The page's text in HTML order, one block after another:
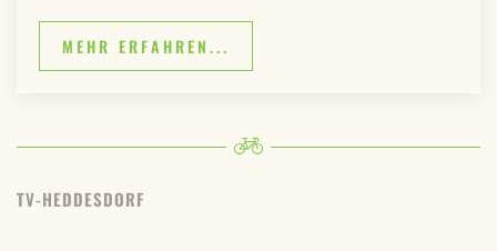
MEHR ERFAHREN...
TV-HEDDESDORF